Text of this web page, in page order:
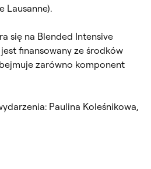
Lausanne).
się na Blended Intensive
finansowany ze środków
zarówno komponent
Paulina Koleśnikowa,